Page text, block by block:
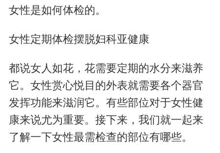
女性是如何体检的。
女性定期体检摆脱妇科亚健康
都说女人如花，花需要定期的水分来滋养
它。女性赏心悦目的外表就需要各个器官
发挥功能来滋润它。有些部位对于女性健
康来说尤为重要。接下来，我们就一起来
了解一下女性最需检查的部位有哪些。